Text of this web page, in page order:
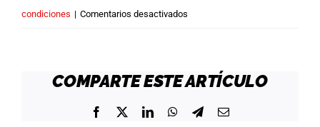
condiciones | Comentarios desactivados
de
COMPARTE ESTE ARTÍCULO
Facebook LinkedInWhatsApp
TelegramCorreo